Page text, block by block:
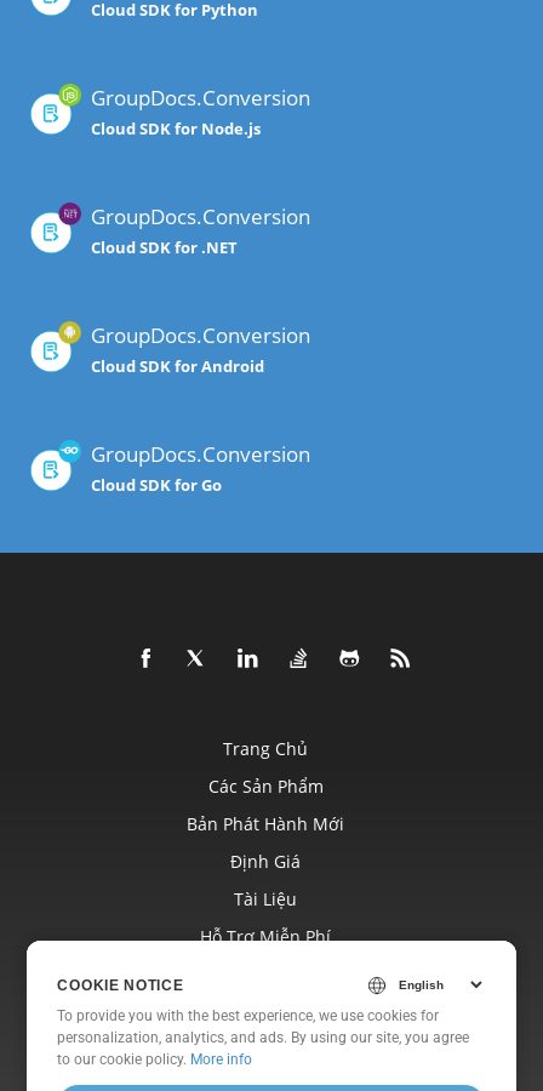
Cloud SDK for Python
GroupDocs.Conversion
Cloud SDK for Node.js
GroupDocs.Conversion
Cloud SDK for .NET
GroupDocs.Conversion
Cloud SDK for Android
GroupDocs.Conversion
Cloud SDK for Go
COOKIE NOTICE
To provide you with the best experience, we use cookies for
personalization, analytics, and ads. By using our site, you agree
toour cookie policy.
Trang Chủ
Các Sản Phẩm
Bản Phát Hành Mới
Định Giá
Tài Liệu
Hỗ Trợ Miễn Phí
Trang Web
Về
COOKIE NOTICE
To provide you with the best experience, we use cookies for
personalization, analytics, and ads. By using our site, you agree
to our cookie policy. More info